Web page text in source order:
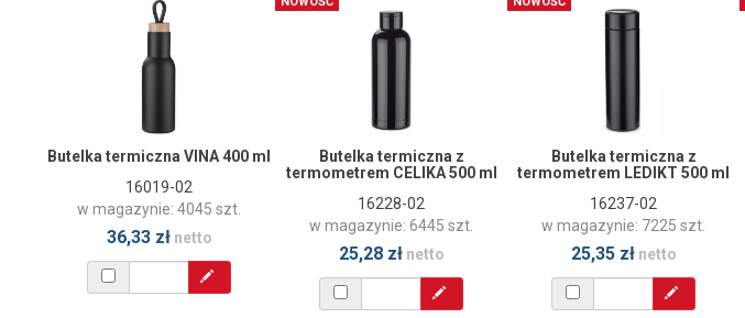
Butelka termiczna VINA 400 ml
16019-02
w magazynie: 4045 szt.
36,33 złnetto
Butelka termiczna z
termometrem CELIKA 500 ml
16228-02
w magazynie: 6445 szt.
25,28 złnetto
Butelka termiczna z
termometrem LEDIKT 500 ml
16237-02
w magazynie: 7225 szt.
25,35 złnetto